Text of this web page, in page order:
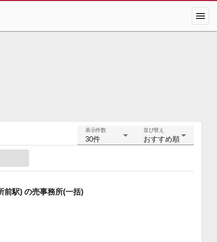
menu
表示件数
30件
並び替え
おすすめ順
前駅) の売事務所(一括)